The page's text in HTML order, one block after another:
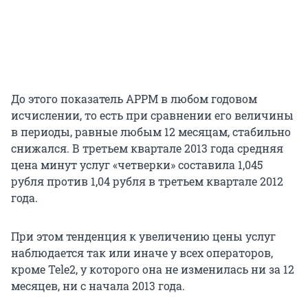
До этого показатель APPM в любом годовом
исчислении, то есть при сравнении его величины
в периоды, равные любым 12 месяцам, стабильно
снижался. В третьем квартале 2013 года средняя
цена минут услуг «четверки» составила 1,045
рубля против 1,04 рубля в третьем квартале 2012
года.
При этом тенденция к увеличению цены услуг
наблюдается так или иначе у всех операторов,
кроме Tele2, у которого она не изменилась ни за 12
месяцев, ни с начала 2013 года.